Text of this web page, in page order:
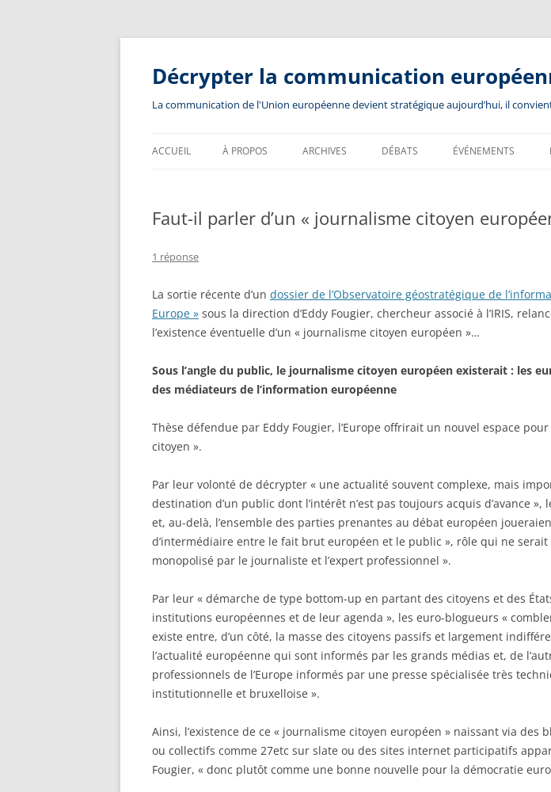
Aller
contenu
Décrypter la communication
La communication de l'Union européenne devient stratégique aujourd’hui, il
ACCUEIL À PROPOS ARCHIVES DÉBATS ÉVÉNEMENTS
Faut-il parler d’un « journalisme citoyen
1 réponse
La sortie récente d’un dossier de l’Observatoire géostratégique de
Europe » sous la direction d’Eddy Fougier, chercheur associé à l’IRIS,
l’existence éventuelle d’un « journalisme citoyen européen »…
Sous l’angle du public, le journalisme citoyen européen existerait : les
des médiateurs de l’information européenne
Thèse défendue par Eddy Fougier, l’Europe offrirait un nouvel espace
citoyen ».
Par leur volonté de décrypter « une actualité souvent complexe, mais
destination d’un public dont l’intérêt n’est pas toujours acquis d’avance »,
et, au-delà, l’ensemble des parties prenantes au débat européen
d’intermédiaire entre le fait brut européen et le public », rôle qui ne serait
monopolisé par le journaliste et l’expert professionnel ».
Par leur « démarche de type bottom-up en partant des citoyens et des
institutions européennes et de leur agenda », les euro-blogueurs «
existe entre, d’un côté, la masse des citoyens passifs et largement
l’actualité européenne qui sont informés par les grands médias et, de
professionnels de l’Europe informés par une presse spécialisée très
institutionnelle et bruxelloise ».
Ainsi, l’existence de ce « journalisme citoyen européen » naissant via des
ou collectifs comme 27etc sur slate ou des sites internet participatifs
Fougier, « donc plutôt comme une bonne nouvelle pour la démocratie